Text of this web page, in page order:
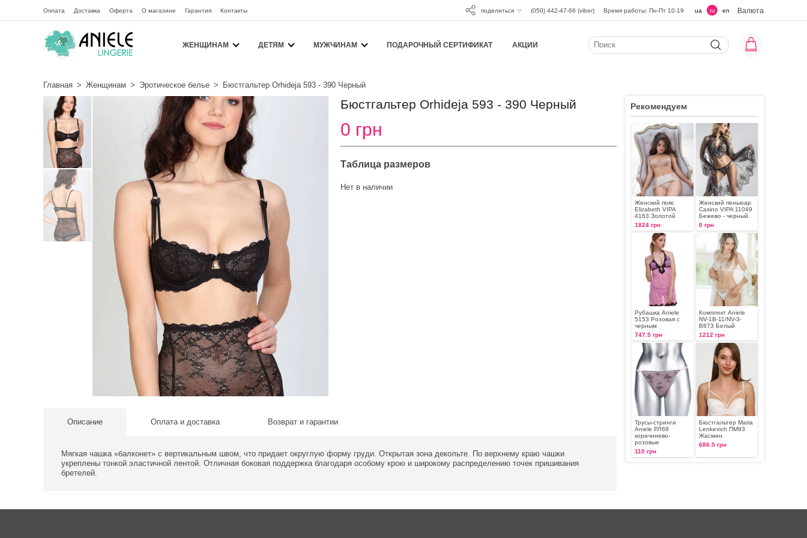
Оплата Доставка Оферта О магазине Гарантия Контакты поделиться (050) 442-47-66 (viber) Время работы: Пн-Пт 10-19 ua ru en Валюта
ЖЕНЩИНАМ ДЕТЯМ МУЖЧИНАМ ПОДАРОЧНЫЙ СЕРТИФИКАТ АКЦИИ
Главная > Женщинам > Эротическое белье > Бюстгальтер Orhideja 593 - 390 Черный
Бюстгальтер Orhideja 593 - 390 Черный
0 грн
Таблица размеров
Нет в наличии
Описание Оплата и доставка Возврат и гарантии
Мягкая чашка «балконет» с вертикальным швом, что придает округлую форму груди. Открытая зона декольте. По верхнему краю чашки
укреплены тонкой эластичной лентой. Отличная боковая поддержка благодаря особому крою и широкому распределению точек пришивания
бретелей.
Рекомендуем
Женский пояс
Elizabeth VIPA
4163 Золотой
1824 грн
Женский пеньюар
Casino VIPA 11049
Бежево - черный.
0 грн
Рубашка Aniele
5153 Розовая с
черным
747.5 грн
Комплект Aniele
NV-1B-11/NV-3-
B873 Белый
1212 грн
Трусы-стринги
Aniele РЛ69
коричннево-
розовые
110 грн
Бюстгальтер Maria
Lenkevich ПМ93
Жасмин
686.5 грн